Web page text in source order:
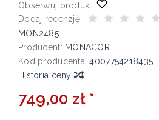
Obserwuj produkt:
Dodaj recenzję:
MON2485
Producent: MONACOR
Kod producenta: 4007754218435
Historia ceny
749,00 zł *